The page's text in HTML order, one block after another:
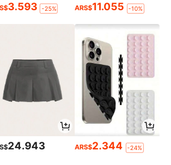
3.593 -25% ARS$11.055 -10%
24.943 ARS$2.344 -24%